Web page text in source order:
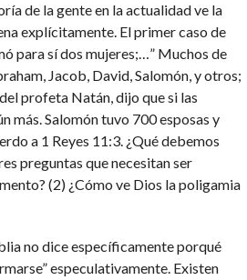
de la gente en la actualidad ve la
explícitamente. El primer caso de
para sí dos mujeres;…” Muchos de
Jacob, David, Salomón, y otros;
profeta Natán, dijo que si las
más. Salomón tuvo 700 esposas y
a 1 Reyes 11:3. ¿Qué debemos
preguntas que necesitan ser
(2) ¿Cómo ve Dios la poligamia
no dice específicamente porqué
especulativamente. Existen